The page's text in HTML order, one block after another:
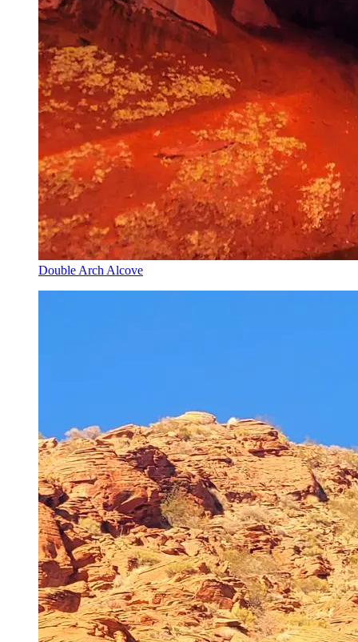
Double Arch Alcove